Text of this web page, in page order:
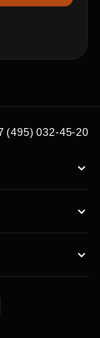
(495) 032-45-20